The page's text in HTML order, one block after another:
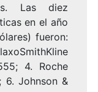
Las diez
en el año
fueron:
4. Roche
6. Johnson &